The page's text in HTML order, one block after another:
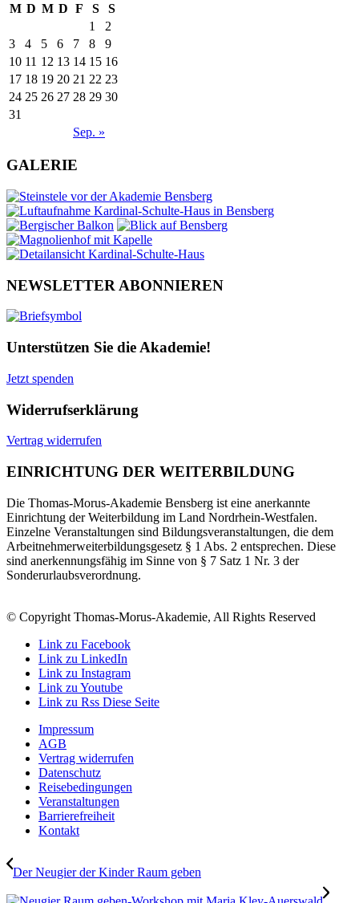
M D M D F S S
Sep. »
1
2
3
4 5 6 7 8
9
10 11 12 13 14 15 16
17 18 19 20 21 22 23
24 25 26 27 28 29 30
31
GALERIE
NEWSLETTER ABONNIEREN
Unterstützen Sie die Akademie!
Jetzt spenden
Widerrufserklärung
Vertrag widerrufen
EINRICHTUNG DER WEITERBILDUNG
Die Thomas-Morus-Akademie Bensberg ist eine anerkannte
Einrichtung der Weiterbildung im Land Nordrhein-Westfalen.
Einzelne Veranstaltungen sind Bildungsveranstaltungen, die dem
Arbeitnehmerweiterbildungsgesetz § 1 Abs. 2 entsprechen. Diese
sind anerkennungsfähig im Sinne von § 7 Satz 1 Nr. 3 der
Sonderurlaubsverordnung.
© Copyright Thomas-Morus-Akademie, All Rights Reserved
Link zu Facebook
Link zu LinkedIn
Link zu Instagram
Link zu Youtube
Link zu Rss Diese Seite
Impressum
AGB
Vertrag widerrufen
Datenschutz
Reisebedingungen
Veranstaltungen
Barrierefreiheit
Kontakt
Der Neugier der Kinder Raum geben